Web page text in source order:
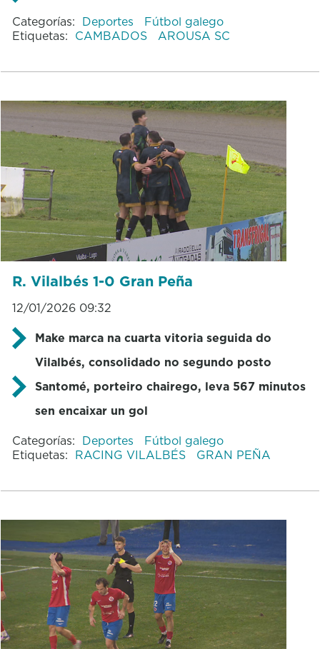
Categorías: Deportes
Fútbol galego
Etiquetas: CAMBADOS AROUSA SC
R. Vilalbés 1-0 Gran Peña
12/01/2026 09:32
Make marca na cuarta vitoria seguida do
Vilalbés, consolidado no segundo posto
Santomé, porteiro chairego, leva 567 minutos
sen encaixar un gol
Categorías: Deportes
Fútbol galego
Etiquetas: RACING VILALBÉS GRAN PEÑA